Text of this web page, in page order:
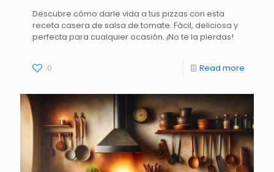
Descubre cómo darle vida a tus pizzas con esta
receta casera de salsa de tomate. Fácil, deliciosa y
perfecta para cualquier ocasión. ¡No te la pierdas!
0 Read more